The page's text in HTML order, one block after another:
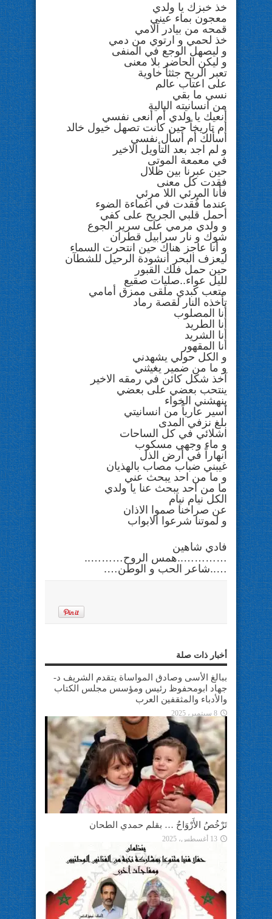
خذ خبزك يا ولدي
معجون بماء عيني
قمحه من بيادر آلامي
خذ لحمي و ارتوي من دمي
و ليصهل الوجع في المنفى
و ليكن الحاضر بلا معنى
تعبر الريح جثثاً خاوية
على اعتاب عالم
نسي ما بقي
من انسانيته البالية
أنعيك يا ولدي أم أنعى نفسي
أم تاريخاً حين كانت تصهل خيول خالد
أسألك أم أسأل نفسي
و لم اجد بعد التأويل الاخير
في معمعة الموتى
حين عبرنا بين ظلال
فقدت كل معنى
فأنا المرئي اللا مرئي
عندما فُقدت في اغماءة الضوء
أحمل قلبي الجريح على كفي
و ولدي مرمي على سرير الجوع
شوك و نار سرابيل قطران
و أنا عاجز هناك حين انتحرت السماء
ليعزف البحر أنشودة الرحيل للشطآن
حين حمل فلك القبور
لليل عواء..صليات صقيع
متعب كبدي ملقى ممزق أمامي
تأخذه النار لقصة رماد
أنا المصلوب
أنا الطريد
أنا الشريد
أنا المقهور
و الكل حولي يشهدني
و ما من ضمير يغيثني
آخذ شكل كائن في رمقه الاخير
ينتحب بعضي على بعضي
ينهشني الخواء
أسير عارياً من انسانيتي
بلغ نزفي المدى
اشلائي في كل الساحات
و ماء وجهي مسكوب
انهاراً في أرض الذل
غيبني ضباب مصاب بالهذيان
و ما من احد يبحث عني
ما من احد يبحث عنا يا ولدي
الكل نيام نيام
عن صراخنا صموا الاذان
و لموتنا شرعوا الابواب
فادي شاهين
…………..همس الروح………..
…..شاعر الحب و الوطن….
أخبار ذات صلة
ببالغ الأسى وصادق المواساة يتقدم الشريف د-
جهاد ابومحفوظ رئيس ومؤسس مجلس الكتاب
والأدباء والمثقفين العرب
8 سبتمبر، 2025
تَرْخُصُ الأَرْوَاحُ … بقلم حمدي الطحان
13 أغسطس، 2025